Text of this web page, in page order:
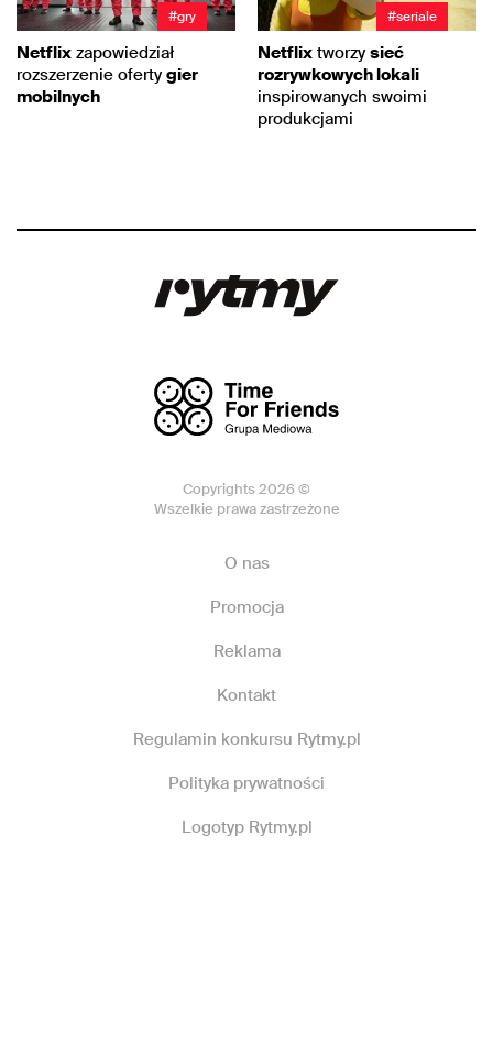
#gry
Netflix zapowiedział
rozszerzenie oferty gier
mobilnych
#seriale
Netflix tworzy sieć
rozrywkowych lokali
inspirowanych swoimi
produkcjami
Copyrights 2026 ©
Wszelkie prawa zastrzeżone
O nas
Promocja
Reklama
Kontakt
Regulamin konkursu Rytmy.pl
Polityka prywatności
Logotyp Rytmy.pl